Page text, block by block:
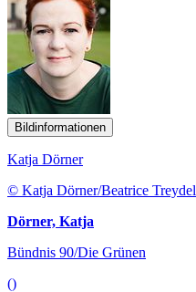
Bildinformationen
Katja Dörner
© Katja Dörner/Beatrice Treydel
Dörner, Katja
Bündnis 90/Die Grünen
()